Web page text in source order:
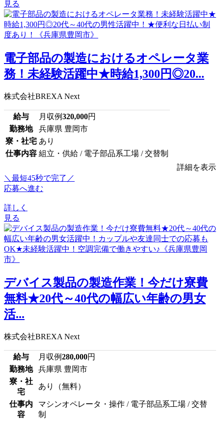
見る
電子部品の製造におけるオペレータ業
務！未経験活躍中★時給1,300円◎20...
株式会社BREXA Next
給与 月収例320,000円
勤務地
兵庫県 豊岡市
寮・社宅 あり
仕事内容 組立・供給 / 電子部品系工場 / 交替制
詳細を表示
＼最短45秒で完了／
応募へ進む
詳しく
見る
デバイス製品の製造作業！今だけ寮費
無料★20代～40代の幅広い年齢の男女
活...
株式会社BREXA Next
給与 月収例280,000円
勤務地
兵庫県 豊岡市
寮・社
宅
あり（無料）
仕事内
容
マシンオペレータ・操作 / 電子部品系工場 / 交替
制